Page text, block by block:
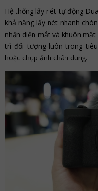
Hệ thống lấy nét tự động
khả năng lấy nét nhanh
nhận diện mắt và khuôn
trì đối tượng luôn trong
hoặc chụp ảnh chân dung.